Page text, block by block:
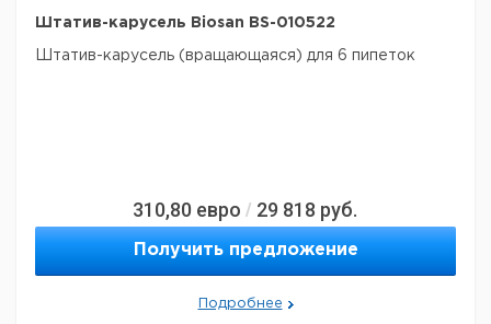
Штатив-карусель Biosan BS-010522
Штатив-карусель (вращающаяся) для 6 пипеток
310,80 евро / 29 818 руб.
Получить предложение
Подробнее